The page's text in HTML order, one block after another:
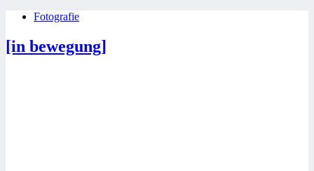
Fotografie
[in bewegung]